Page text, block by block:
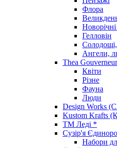
Флора
Гелловін
Ангели,
Thea
Квіти
Різне
Фауна
Люди
Design Works
Kustom Krafts
ТМ Леді *
Сузір'я
Набори